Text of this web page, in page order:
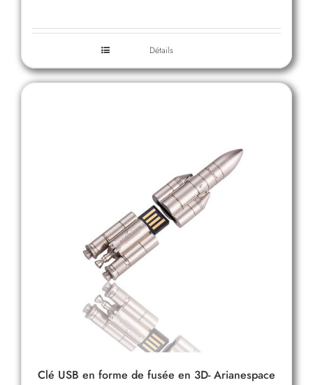
Détails
Clé USB en forme de fusée en 3D- Arianespace